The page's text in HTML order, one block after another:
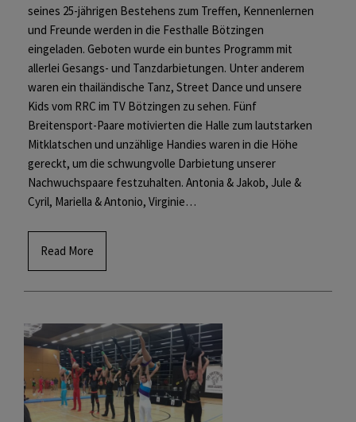
seines 25-jährigen Bestehens zum Treffen, Kennenlernen
und Freunde werden in die Festhalle Bötzingen
eingeladen. Geboten wurde ein buntes Programm mit
allerlei Gesangs- und Tanzdarbietungen. Unter anderem
waren ein thailändische Tanz, Street Dance und unsere
Kids vom RRC im TV Bötzingen zu sehen. Fünf
Breitensport-Paare motivierten die Halle zum lautstarken
Mitklatschen und unzählige Handies waren in die Höhe
gereckt, um die schwungvolle Darbietung unserer
Nachwuchspaare festzuhalten. Antonia & Jakob, Jule &
Cyril, Mariella & Antonio, Virginie…
Read More